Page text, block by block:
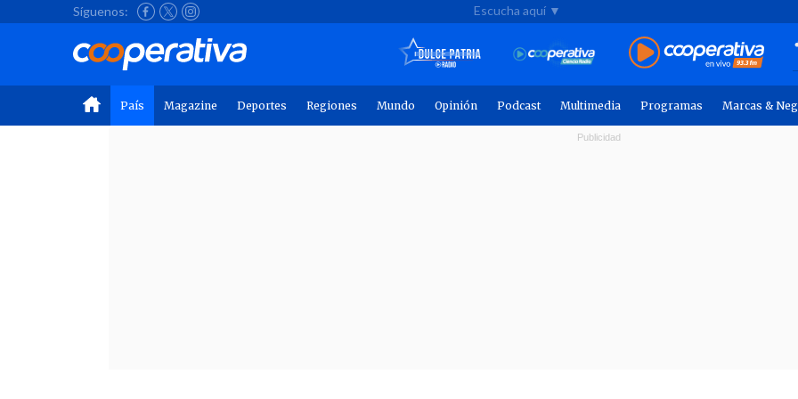
Síguenos: Escucha aquí ▼
País Magazine Deportes Regiones Mundo Opinión Podcast Multimedia Programas Marcas &